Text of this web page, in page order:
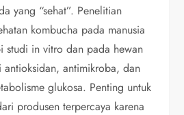
yang “sehat”. Penelitian
kombucha pada manusia
studi in vitro dan pada hewan
antioksidan, antimikroba, dan
glukosa. Penting untuk
produsen terpercaya karena